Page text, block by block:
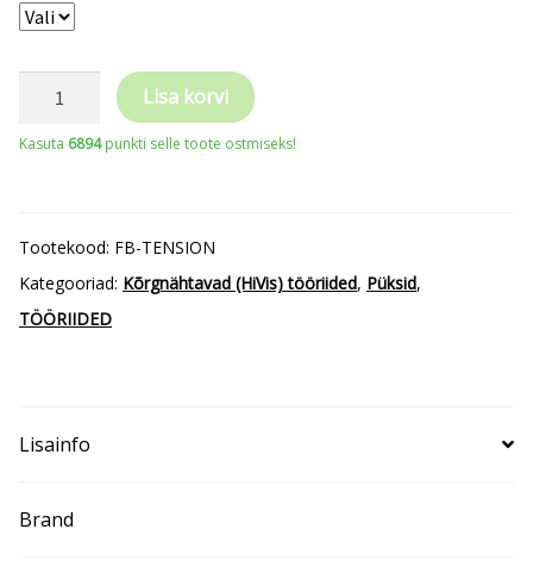
kõrgnähtavad
kogus
Lisa korvi
Kasuta 6894punkti selle toote ostmiseks!
Tootekood: FB-TENSION
Kategooriad: Kõrgnähtavad (HiVis) tööriided, Püksid,
TÖÖRIIDED
Lisainfo
Brand